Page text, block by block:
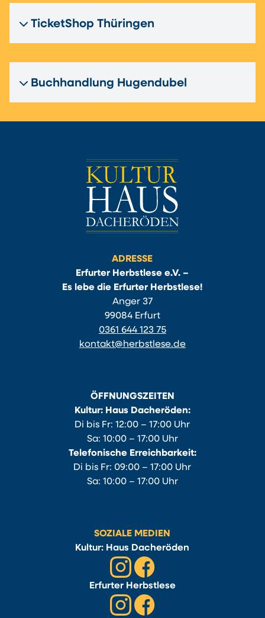
TicketShop Thüringen
Buchhandlung Hugendubel
ADRESSE
Erfurter Herbstlese e.V. –
Es lebe die Erfurter Herbstlese!
Anger 37
99084 Erfurt
0361 644 123 75
kontakt@herbstlese.de
ÖFFNUNGSZEITEN
Kultur: Haus Dacheröden:
Di bis Fr: 12:00 – 17:00 Uhr
Sa: 10:00 – 17:00 Uhr
Telefonische Erreichbarkeit:
Di bis Fr: 09:00 – 17:00 Uhr
Sa: 10:00 – 17:00 Uhr
SOZIALE MEDIEN
Kultur: Haus Dacheröden
Erfurter Herbstlese